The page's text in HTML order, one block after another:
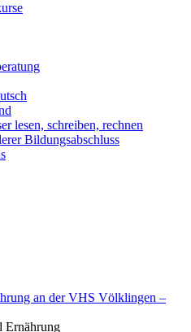
lesen, schreiben, rechnen
Bildungsabschluss
an der VHS Völklingen –
Ernährung